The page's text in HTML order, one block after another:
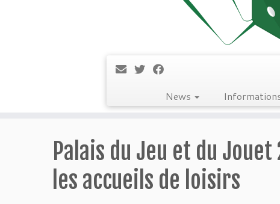
News
Palais du Jeu et du
les accueils de loisirs